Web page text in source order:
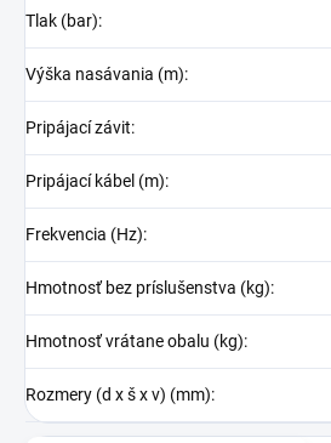
Tlak (bar):
Výška nasávania (m):
Pripájací závit:
Pripájací kábel (m):
Frekvencia (Hz):
Hmotnosť bez príslušenstva (kg):
Hmotnosť vrátane obalu (kg):
Rozmery (d x š x v) (mm):